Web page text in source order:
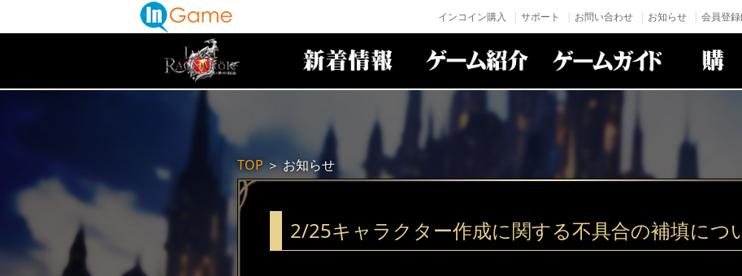
インコイン購入 サポート お問い合わせ お知らせ 会員登
TOP＞お知らせ
2/25キャラクター作成に関する不具合の補填につ